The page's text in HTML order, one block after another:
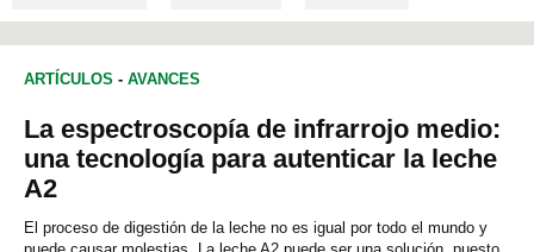
ARTÍCULOS - AVANCES
La espectroscopía de infrarrojo medio:
una tecnología para autenticar la leche
A2
El proceso de digestión de la leche no es igual por todo el mundo y